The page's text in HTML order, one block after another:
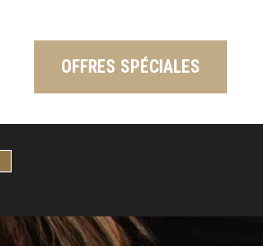
OFFRES SPÉCIALES